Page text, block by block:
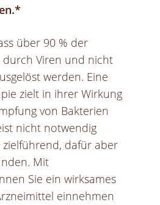
über 90 % der
durch Viren und nicht
werden. Eine
zielt in ihrer Wirkung
von Bakterien
nicht notwendig
zielführend, dafür aber
Mit
Sie ein wirksames
einnehmen